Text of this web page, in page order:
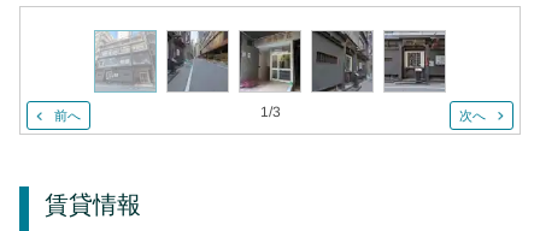
前へ 1/3 次へ
賃貸情報